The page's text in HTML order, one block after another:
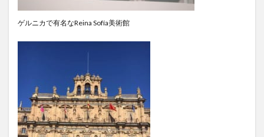
ゲルニカで有名なReina Sofía美術館